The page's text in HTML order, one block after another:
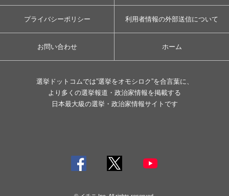
プライバシーポリシー 利用者情報の外部送信について
お問い合わせ ホーム
選挙ドットコムでは”選挙をオモシロク”を合言葉に、
より多くの選挙報道・政治家情報を掲載する
日本最大級の選挙・政治家情報サイトです